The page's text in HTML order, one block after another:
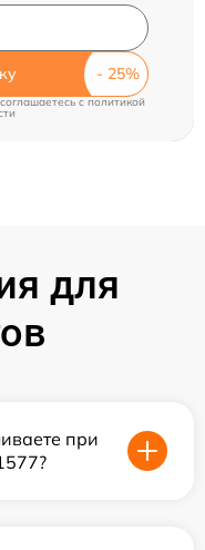
cполитикой
для
при